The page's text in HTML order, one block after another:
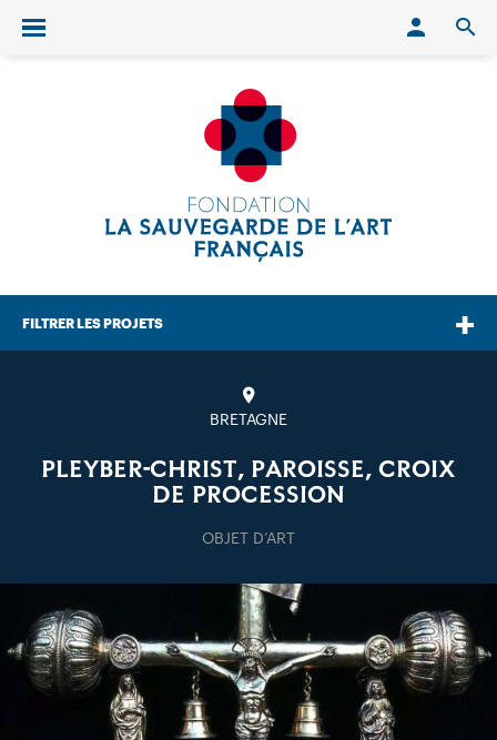
Ouvrir/fermer le menu
FILTRER LES PROJETS
BRETAGNE
PLEYBER-CHRIST, PAROISSE, CROIX
DE PROCESSION
OBJET D’ART